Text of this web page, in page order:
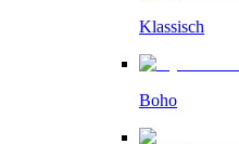
Klassisch
Boho